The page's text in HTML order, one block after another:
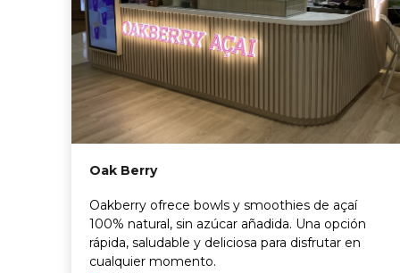
Oak Berry
Oakberry ofrece bowls y smoothies de açaí
100% natural, sin azúcar añadida. Una opción
rápida, saludable y deliciosa para disfrutar en
cualquier momento.